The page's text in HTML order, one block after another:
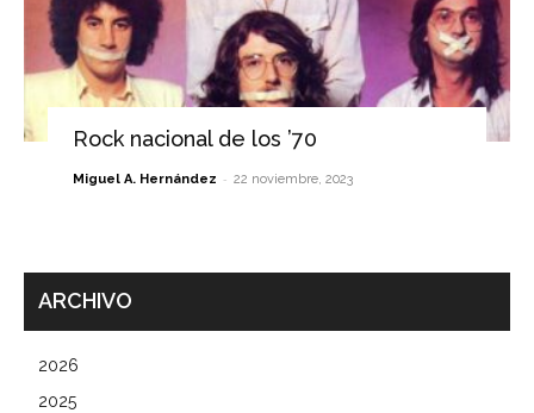
Rock nacional de los ’70
Miguel A. Hernández - 22 noviembre, 2023
ARCHIVO
2026
2025